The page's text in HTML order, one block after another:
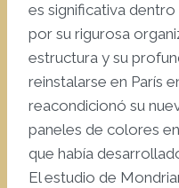
es significativa
por su rigurosa
estructura y su
reinstalarse en París
reacondicionó su
paneles de colores
que había
El estudio de